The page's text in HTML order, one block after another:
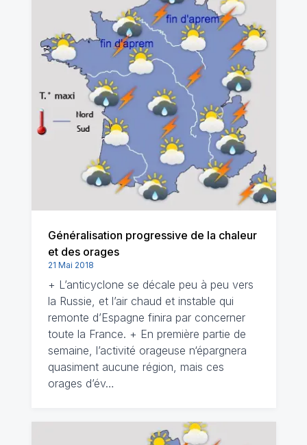
Généralisation progressive de la chaleur
et des orages
21 Mai 2018
+ L’anticyclone se décale peu à peu vers
la Russie, et l’air chaud et instable qui
remonte d’Espagne finira par concerner
toute la France. + En première partie de
semaine, l’activité orageuse n‘épargnera
quasiment aucune région, mais ces
orages d’év…